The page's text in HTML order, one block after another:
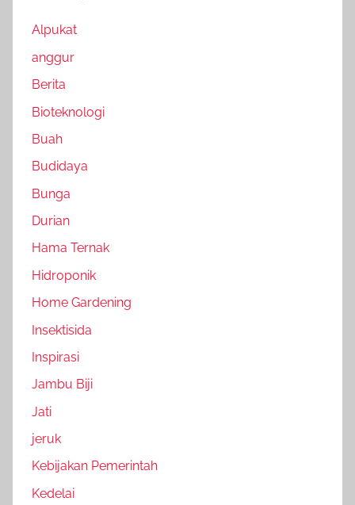
Alpukat
anggur
Berita
Bioteknologi
Buah
Budidaya
Bunga
Durian
Hama Ternak
Hidroponik
Home Gardening
Insektisida
Inspirasi
Jambu Biji
Jati
jeruk
Kebijakan Pemerintah
Kedelai